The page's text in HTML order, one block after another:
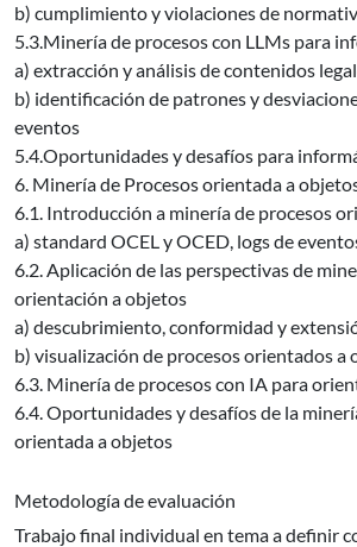
b) cumplimiento y violaciones de
5.3.Minería de procesos con LLMs para
a) extracción y análisis de contenidos
b) identificación de patrones y
eventos
5.4.Oportunidades y desafíos para
6. Minería de Procesos orientada a
6.1. Introducción a minería de procesos
a) standard OCEL y OCED, logs de
6.2. Aplicación de las perspectivas de
orientación a objetos
a) descubrimiento, conformidad y
b) visualización de procesos orientados a
6.3. Minería de procesos con IA para
6.4. Oportunidades y desafíos de la
orientada a objetos
Metodología de evaluación
Trabajo final individual en tema a definir